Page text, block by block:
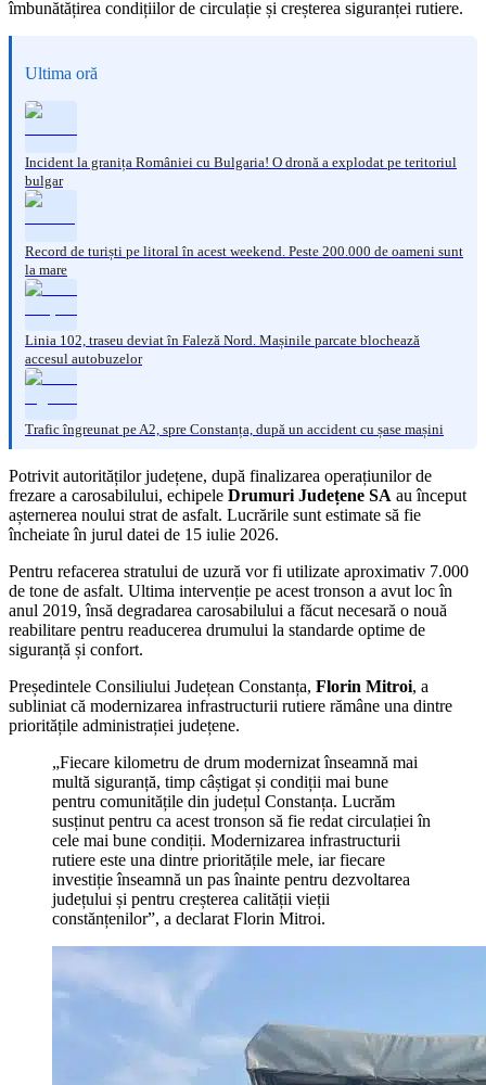
îmbunătățirea condițiilor de circulație și creșterea siguranței rutiere.
Ultima oră
Incident la granița României cu Bulgaria! O dronă a explodat pe teritoriul
bulgar
Record de turiști pe litoral în acest weekend. Peste 200.000 de oameni sunt
la mare
Linia 102, traseu deviat în Faleză Nord. Mașinile parcate blochează
accesul autobuzelor
Trafic îngreunat pe A2, spre Constanța, după un accident cu șase mașini
Potrivit autorităților județene, după finalizarea operațiunilor de
frezare a carosabilului, echipele Drumuri Județene SA au început
așternerea noului strat de asfalt. Lucrările sunt estimate să fie
încheiate în jurul datei de 15 iulie 2026.
Pentru refacerea stratului de uzură vor fi utilizate aproximativ 7.000
de tone de asfalt. Ultima intervenție pe acest tronson a avut loc în
anul 2019, însă degradarea carosabilului a făcut necesară o nouă
reabilitare pentru readucerea drumului la standarde optime de
siguranță și confort.
Președintele Consiliului Județean Constanța, Florin Mitroi, a
subliniat că modernizarea infrastructurii rutiere rămâne una dintre
prioritățile administrației județene.
„Fiecare kilometru de drum modernizat înseamnă mai
multă siguranță, timp câștigat și condiții mai bune
pentru comunitățile din județul Constanța. Lucrăm
susținut pentru ca acest tronson să fie redat circulației în
cele mai bune condiții. Modernizarea infrastructurii
rutiere este una dintre prioritățile mele, iar fiecare
investiție înseamnă un pas înainte pentru dezvoltarea
județului și pentru creșterea calității vieții
constănțenilor”, a declarat Florin Mitroi.